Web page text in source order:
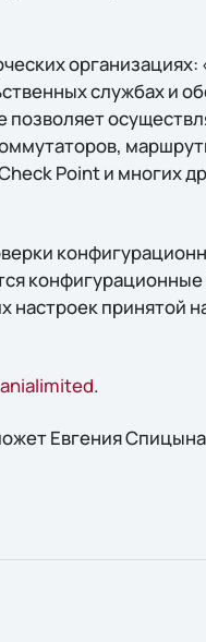
организациях:
службах и
Point и многих
настроек принятой
.
Евгения